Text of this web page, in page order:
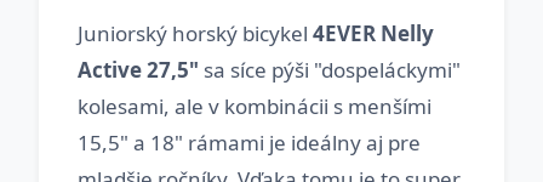
Juniorský horský bicykel 4EVER Nelly
Active 27,5" sa síce pýši "dospeláckymi"
kolesami, ale v kombinácii s menšími
15,5" a 18" rámami je ideálny aj pre